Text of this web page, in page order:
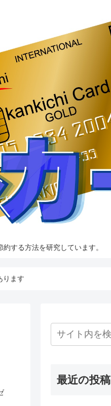
する方法を研究しています。
ります
最近の投稿